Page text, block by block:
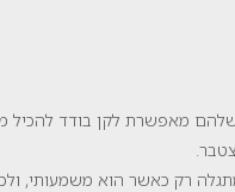
שלהם מאפשרת לקן בודד
רק כאשר הוא משמעותי,